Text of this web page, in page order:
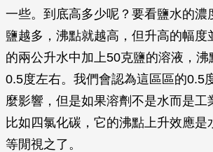
一些。到底高多少呢？要看鹽水的濃
鹽越多，沸點就越高，但升高的幅度
的兩公升水中加上50克鹽的溶液，沸
0.5度左右。我們會認為這區區的0.5
麼影響，但是如果溶劑不是水而是工
比如四氯化碳，它的沸點上升效應是
等閒視之了。